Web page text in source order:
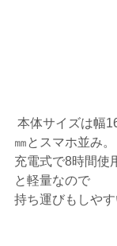
㎜とスマホ並み。
充電式で8時間使
と軽量なので
持ち運びもしやす